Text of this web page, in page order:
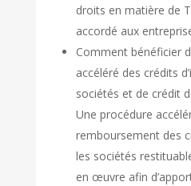
droits en matière de
accordé aux
Comment bénéficier
accéléré des crédits
sociétés et de crédit
Une procédure
remboursement des
les sociétés
en œuvre afin